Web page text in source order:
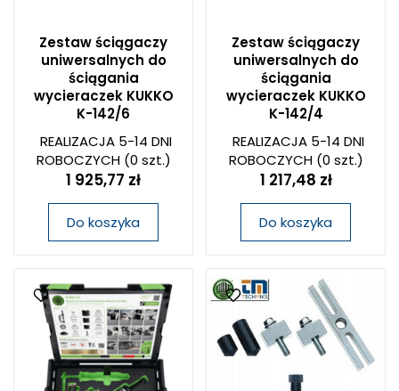
Zestaw ściągaczy
uniwersalnych do
ściągania
wycieraczek KUKKO
K-142/6
REALIZACJA 5-14 DNI
ROBOCZYCH(0 szt.)
1 925,77 zł
Do koszyka
Zestaw ściągaczy
uniwersalnych do
ściągania
wycieraczek KUKKO
K-142/4
REALIZACJA 5-14 DNI
ROBOCZYCH(0 szt.)
1 217,48 zł
Do koszyka